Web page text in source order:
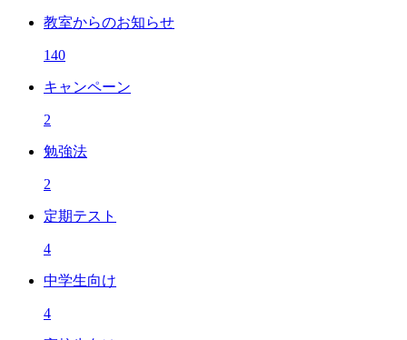
教室からのお知らせ
140
キャンペーン
2
勉強法
2
定期テスト
4
中学生向け
4